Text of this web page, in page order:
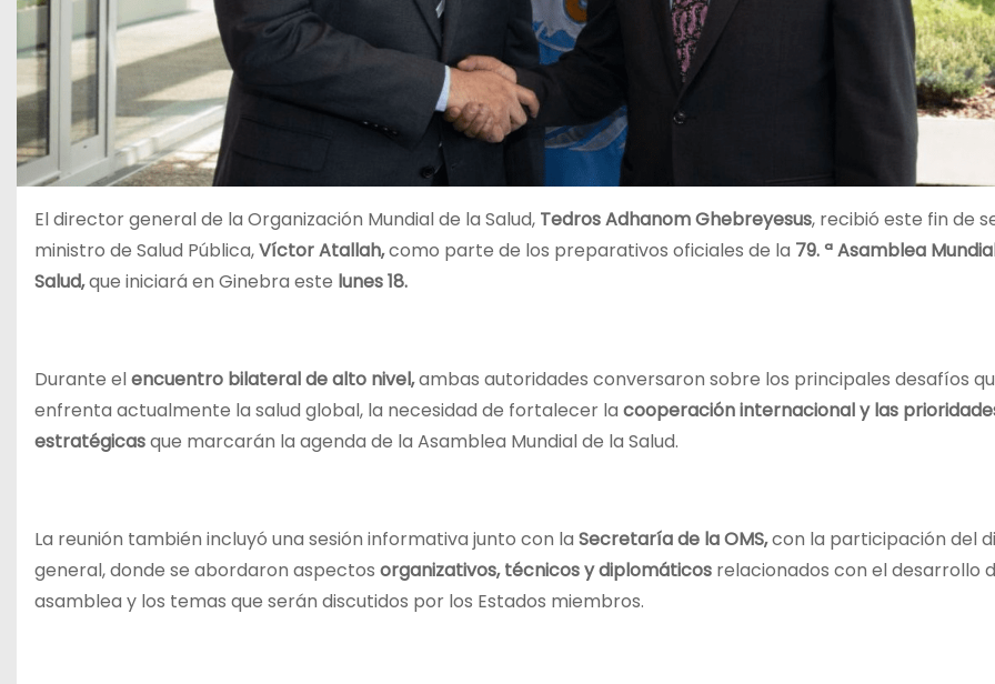
El director general de la Organización Mundial de la Salud, Tedros Adhanom Ghebreyesus, recibió este fin de
ministro de Salud Pública,Víctor Atallah,como parte de los preparativos oficiales de la 79. ª Asamblea
Salud,que iniciará en Ginebra este lunes 18.
Durante elencuentro bilateral de alto nivel,ambas autoridades conversaron sobre los principales desafíos
enfrenta actualmente la salud global, la necesidad de fortalecer la cooperación internacional y las
estratégicasque marcarán la agenda de la Asamblea Mundial de la Salud.
La reunión también incluyó una sesión informativa junto con la Secretaría de la OMS,con la participación del
general, donde se abordaron aspectos organizativos, técnicos y diplomáticos relacionados con el desarrollo
asamblea y los temas que serán discutidos por los Estados miembros.